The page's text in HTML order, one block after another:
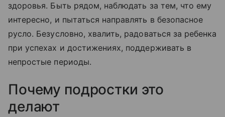
здоровья. Быть рядом, наблюдать за тем, что ему
интересно, и пытаться направлять в безопасное
русло. Безусловно, хвалить, радоваться за ребенка
при успехах и достижениях, поддерживать в
непростые периоды.
Почему подростки это
делают